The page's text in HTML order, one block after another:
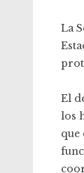
La
El
los
que